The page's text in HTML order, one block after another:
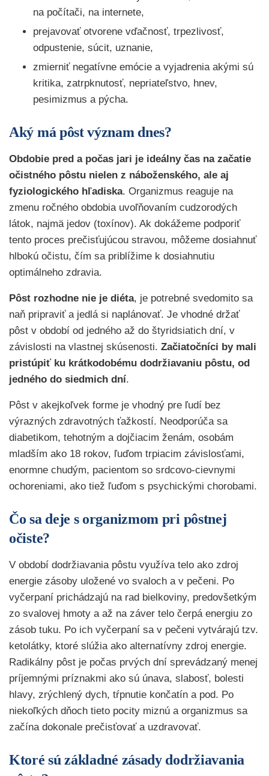
na počítači, na internete,
prejavovať otvorene vďačnosť, trpezlivosť,
odpustenie, súcit, uznanie,
zmierniť negatívne emócie a vyjadrenia akými sú
kritika, zatrpknutosť, nepriateľstvo, hnev,
pesimizmus a pýcha.
Aký má pôst význam dnes?
Obdobie pred a počas jari je ideálny čas na začatie
očistného pôstu nielen z náboženského, ale aj
fyziologického hľadiska. Organizmus reaguje na
zmenu ročného obdobia uvoľňovaním cudzorodých
látok, najmä jedov (toxínov). Ak dokážeme podporiť
tento proces prečisťujúcou stravou, môžeme dosiahnuť
hlbokú očistu, čím sa priblížime k dosiahnutiu
optimálneho zdravia.
Pôst rozhodne nie je diéta, je potrebné svedomito sa
naň pripraviť a jedlá si naplánovať. Je vhodné držať
pôst v období od jedného až do štyridsiatich dní, v
závislosti na vlastnej skúsenosti. Začiatočníci by mali
pristúpiť ku krátkodobému dodržiavaniu pôstu, od
jedného do siedmich dní.
Pôst v akejkoľvek forme je vhodný pre ľudí bez
výrazných zdravotných ťažkostí. Neodporúča sa
diabetikom, tehotným a dojčiacim ženám, osobám
mladším ako 18 rokov, ľuďom trpiacim závislosťami,
enormne chudým, pacientom so srdcovo-cievnymi
ochoreniami, ako tiež ľuďom s psychickými chorobami.
Čo sa deje s organizmom pri pôstnej
očiste?
V období dodržiavania pôstu využíva telo ako zdroj
energie zásoby uložené vo svaloch a v pečeni. Po
vyčerpaní prichádzajú na rad bielkoviny, predovšetkým
zo svalovej hmoty a až na záver telo čerpá energiu zo
zásob tuku. Po ich vyčerpaní sa v pečeni vytvárajú tzv.
ketolátky, ktoré slúžia ako alternatívny zdroj energie.
Radikálny pôst je počas prvých dní sprevádzaný menej
príjemnými príznakmi ako sú únava, slabosť, bolesti
hlavy, zrýchlený dych, tŕpnutie končatín a pod. Po
niekoľkých dňoch tieto pocity miznú a organizmus sa
začína dokonale prečisťovať a uzdravovať.
Ktoré sú základné zásady dodržiavania